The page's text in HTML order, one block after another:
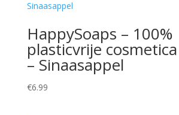
HappySoaps – 100%
plasticvrije
– Sinaasappel
€6.99